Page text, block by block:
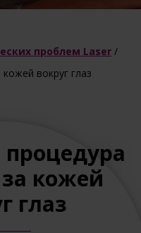
проблем Laser /
вокруг глаз
процедура
кожей
глаз